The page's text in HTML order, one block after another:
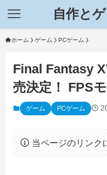
自作と
ホーム ゲーム PCゲーム
Final Fantasy
売決定！ FPS
ゲーム PCゲーム
当ページのリンク